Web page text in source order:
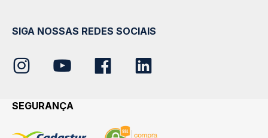
SIGA NOSSAS REDES SOCIAIS
SEGURANÇA